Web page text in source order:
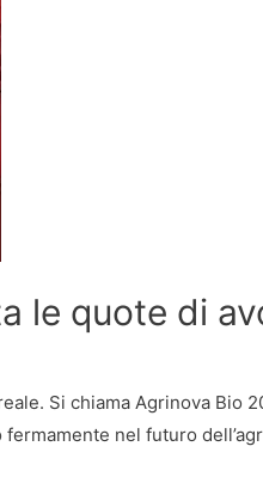
le quote di
Si chiama Agrinova Bio
nel futuro